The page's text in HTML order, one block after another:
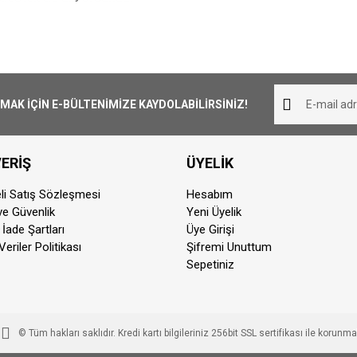
Yorum Yaz
yerine ücretsiz olarak gönderilmektedir. 1000₺ altında
aynı günde kargoya teslim edilmektedir. Teslimat
sonra vermiş olduğunuz siparişler ertisi ilk iş günü
ile taşınabilir ürünler için geçerlidir. Teslimat ücreti 200
Avcılar(ve sonrasına) ilçelerine teslimat
İÇİN E-BÜLTENİMİZE KAYDOLABİLİRSİNİZ!
Satış Sözleşmesi
Güvenlik
Şartları
Politikası
ÜYELİK
Hesabım
Yeni Üyelik
Üye Girişi
Şifremi Unuttum
Sepetiniz
© Tüm hakları saklıdır. Kredi kartı bilgileriniz 256bit SSL sertifikası ile